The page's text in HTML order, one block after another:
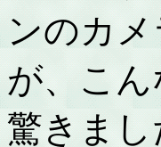
ンのカ
が、こ
驚きま